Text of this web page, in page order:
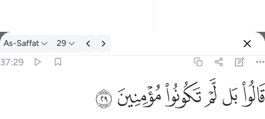
经注: As-Saffat 37:29
As-Saffat 29
37:29
قَالُوا۟ بَل لَّمْ تَكُونُوا۟ مُؤْمِنِينَ ٢٩
ﱘﱙﱚﱛﱜﱝ